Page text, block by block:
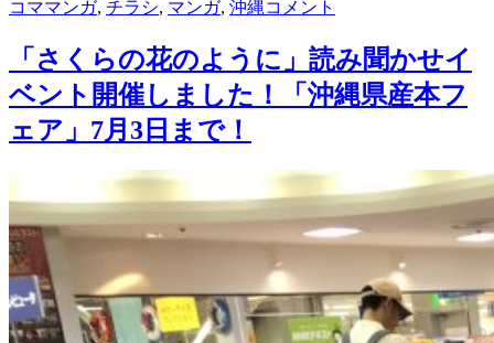
稿
稿
テ
リ
ー
コママンガ, チラシ, マンガ, 沖縄ヒ
ー
マ
ン
デ
那
覇
校
１
コメント
「さくらの花のように」読み聞かせイ
ベント開催しました！「沖縄県産本フ
ェア」7月3日まで！